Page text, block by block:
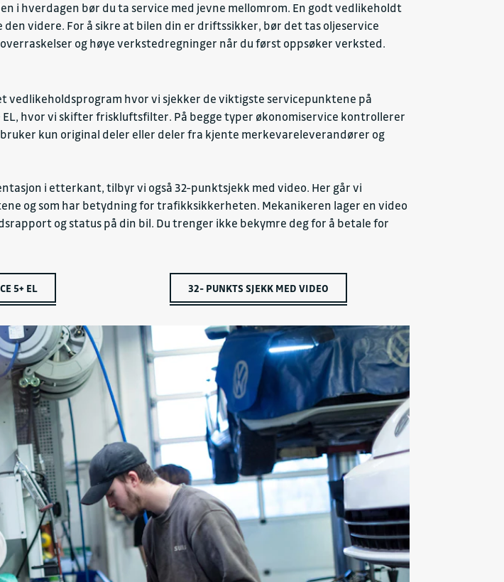
i hverdagen bør du ta service med jevne mellomrom. En godt vedlikeholdt
videre. For å sikre at bilen din er driftssikker, bør det tas oljeservice
og høye verkstedregninger når du først oppsøker verksted.
vedlikeholdsprogram hvor vi sjekker de viktigste servicepunktene på
hvor vi skifter friskluftsfilter. På begge typer økonomiservice kontrollerer
kun original deler eller deler fra kjente merkevareleverandører og
i etterkant, tilbyr vi også 32-punktsjekk med video. Her går vi
og som har betydning for trafikksikkerheten. Mekanikeren lager en video
og status på din bil. Du trenger ikke bekymre deg for å betale for
5+ EL 32- PUNKTS SJEKK MED VIDEO